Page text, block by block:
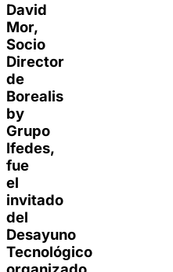
David
Mor,
Socio
Director
de
Borealis
by
Grupo
Ifedes,
fue
el
invitado
del
Desayuno
Tecnológico